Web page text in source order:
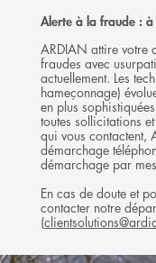
Alerte à la fraude :
ARDIAN attire votre
fraudes avec
actuellement. Les
hameçonnage)
en plus
toutes sollicitations
qui vous contactent,
démarchage
démarchage par
En cas de doute et
contacter notre
(
Follow
Ardian
on
X
Follow
Ardian
on
LinkedIn
Follow
Ardian
on
YouTube
Ardian
on
Jobs
on
LinkedIn